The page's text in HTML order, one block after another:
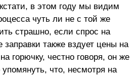
в этом году мы видим
чуть ли не с той же
страшно, если спрос на
также вздует цены на
горючку, честно говоря, он же
что, несмотря на